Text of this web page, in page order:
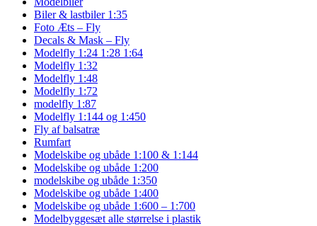
Biler & lastbiler 1:35
Foto Æts – Fly
Decals & Mask – Fly
Modelfly 1:24 1:28 1:64
Modelfly 1:32
Modelfly 1:48
Modelfly 1:72
modelfly 1:87
Modelfly 1:144 og 1:450
Fly af balsatræ
Rumfart
Modelskibe og ubåde 1:100 & 1:144
Modelskibe og ubåde 1:200
modelskibe og ubåde 1:350
Modelskibe og ubåde 1:400
Modelskibe og ubåde 1:600 – 1:700
Modelbyggesæt alle størrelse i plastik